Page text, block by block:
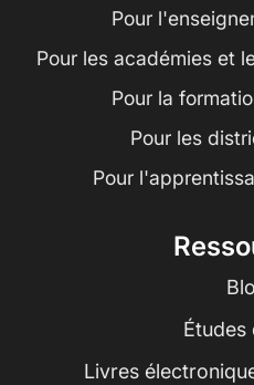
Pour
Pour les académies et
Pour la
Pour les
Pour
Études
Livres